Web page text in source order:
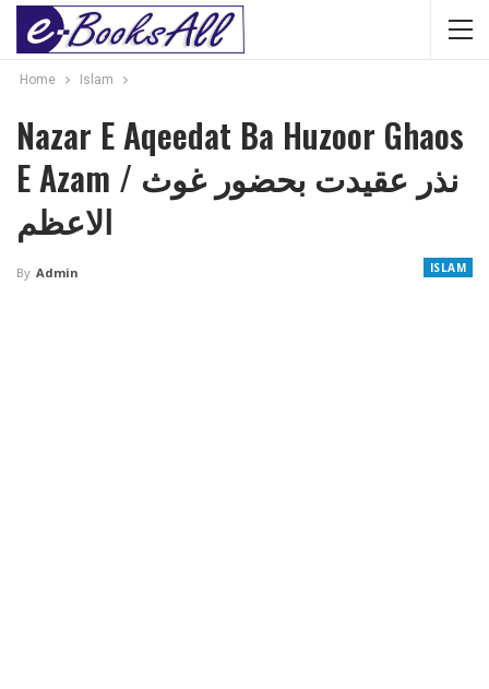
Home Islam
Nazar E Aqeedat Ba Huzoor Ghaos
E Azam / نذر عقیدت بحضور غوث
الاعظم
ISLAM
By Admin